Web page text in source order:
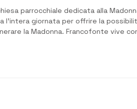
parrocchiale dedicata alla
l’intera giornata per offrire la
la Madonna. Francofonte vive
lo “scapolare”, il se...